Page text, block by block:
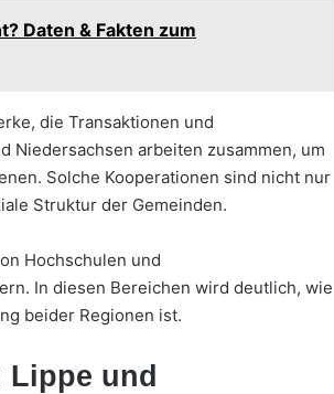
Daten & Fakten zum
die Transaktionen und
Niedersachsen arbeiten zusammen, um
Solche Kooperationen sind nicht nur
Struktur der Gemeinden.
Hochschulen und
In diesen Bereichen wird deutlich, wie
beider Regionen ist.
Lippe und